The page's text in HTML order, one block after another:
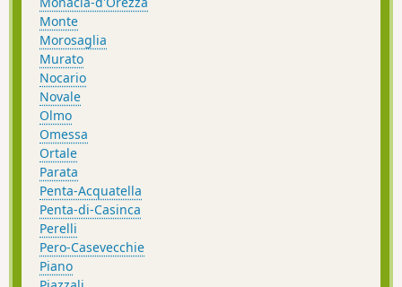
Monte
Morosaglia
Murato
Nocario
Novale
Olmo
Omessa
Ortale
Parata
Penta-Acquatella
Penta-di-Casinca
Perelli
Pero-Casevecchie
Piano